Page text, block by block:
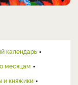
календарь
месяцам
и княжики